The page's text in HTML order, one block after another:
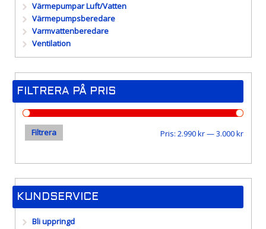
Värmepumpar Luft/Vatten
Värmepumpsberedare
Varmvattenberedare
Ventilation
FILTRERA PÅ PRIS
Min
Max
Filtrera Pris:2.990 kr—3.000 kr
KUNDSERVICE
Bli uppringd